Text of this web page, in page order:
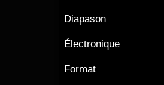
Diapason
Électronique
Format